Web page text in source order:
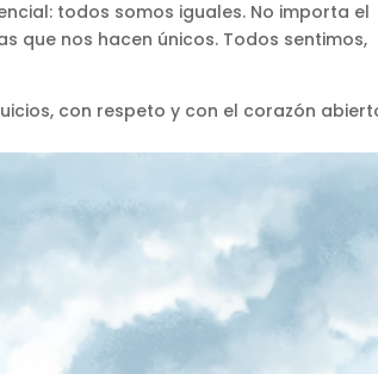
todos somos iguales. No importa el
que nos hacen únicos. Todos sentimos,
con respeto y con el corazón